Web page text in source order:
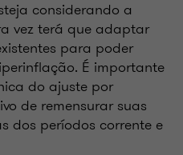
considerando a
vez terá que adaptar
para poder
É importante
do ajuste por
de remensurar suas
dos períodos corrente e